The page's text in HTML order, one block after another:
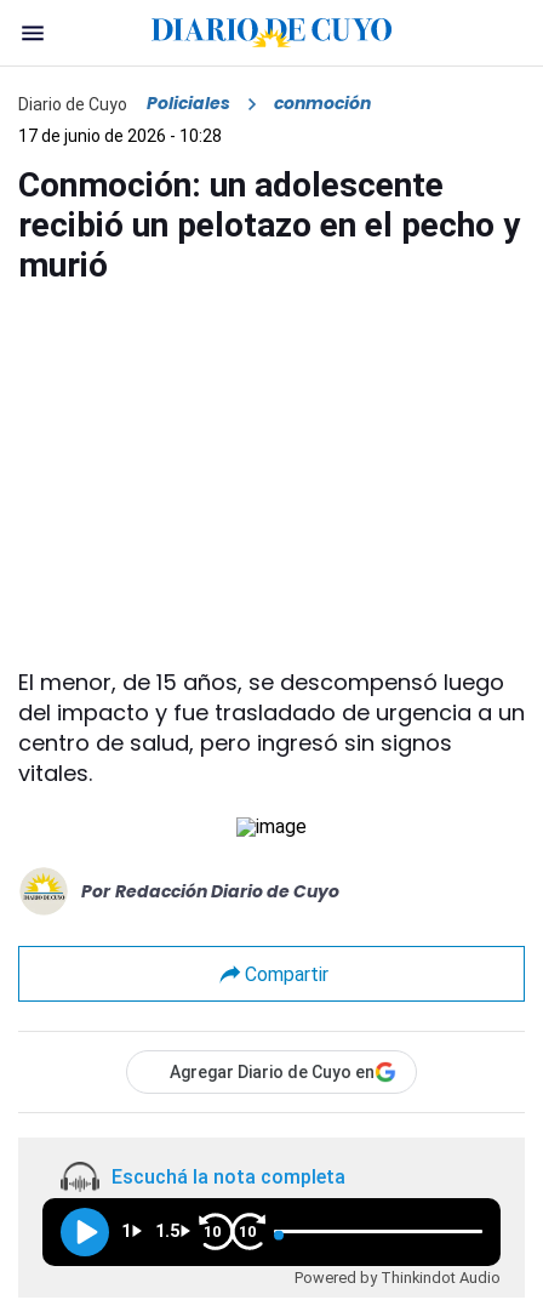
Diario de Cuyo Policiales conmoción
17 de junio de 2026 - 10:28
Conmoción: un adolescente
recibió un pelotazo en el pecho y
murió
El menor, de 15 años, se descompensó luego
del impacto y fue trasladado de urgencia a un
centro de salud, pero ingresó sin signos
vitales.
Por Redacción Diario de Cuyo
Compartir
Agregar Diario de Cuyo en
Escuchá la nota completa
1 1.5 10 10
Powered by Thinkindot Audio